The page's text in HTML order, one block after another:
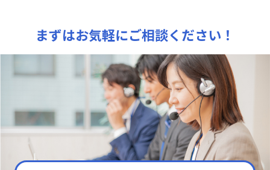
まずはお気軽にご相談ください！